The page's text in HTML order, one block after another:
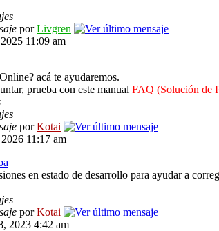
porLivgren
11:09 am
acá te ayudaremos.
prueba con este manual FAQ (Solución de
porKotai
11:17 am
en estado de desarrollo para ayudar a
porKotai
2023 4:42 am